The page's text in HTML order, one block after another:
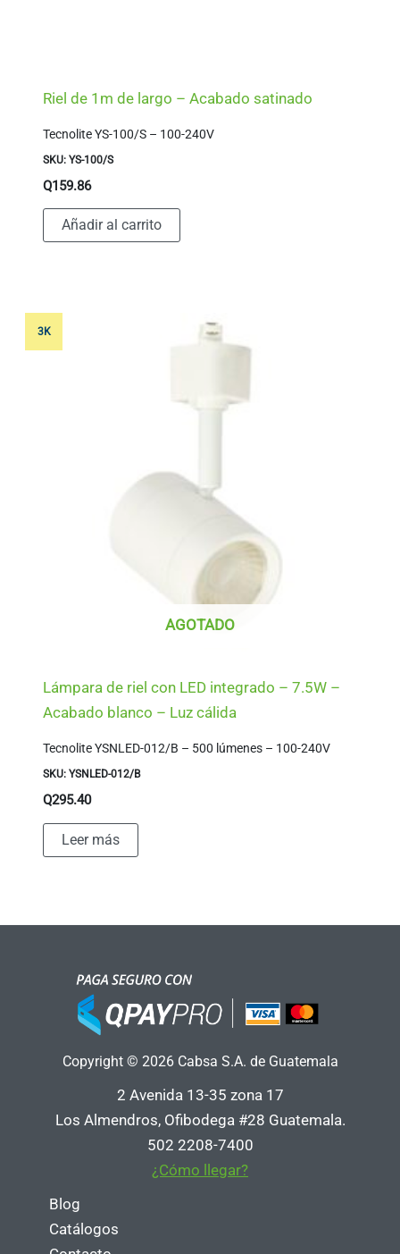
Riel de 1m de largo – Acabado satinado
Tecnolite YS-100/S – 100-240V
SKU: YS-100/S
Q159.86
Añadir al carrito
3K
AGOTADO
Lámpara de riel con LED integrado – 7.5W –
Acabado blanco – Luz cálida
Tecnolite YSNLED-012/B – 500 lúmenes – 100-240V
SKU: YSNLED-012/B
Q295.40
Leer más
Copyright © 2026 Cabsa S.A. de Guatemala
2 Avenida 13-35 zona 17
Los Almendros, Ofibodega #28 Guatemala.
502 2208-7400
¿Cómo llegar?
Blog
Catálogos